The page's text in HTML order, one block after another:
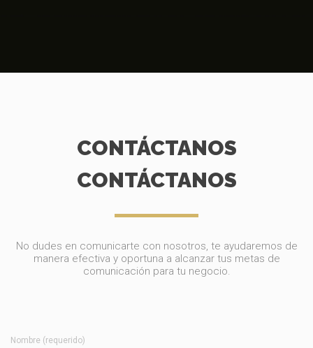
CONTÁCTANOS
CONTÁCTANOS
No dudes en comunicarte con nosotros, te ayudaremos de
manera efectiva y oportuna a alcanzar tus metas de
comunicación para tu negocio.
Nombre (requerido)